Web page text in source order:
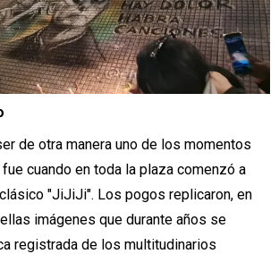
de otra manera uno de los momentos
cuando en toda la plaza comenzó a
"JiJiJi". Los pogos replicaron, en
imágenes que durante años se
registrada de los multitudinarios